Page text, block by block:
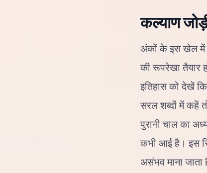
कल्याण
अंकों के इस खेल में
की रूपरेखा तैयार
इतिहास को देखें
सरल शब्दों में कहें
पुरानी चाल का
कभी आई है। इस
असंभव माना जाता